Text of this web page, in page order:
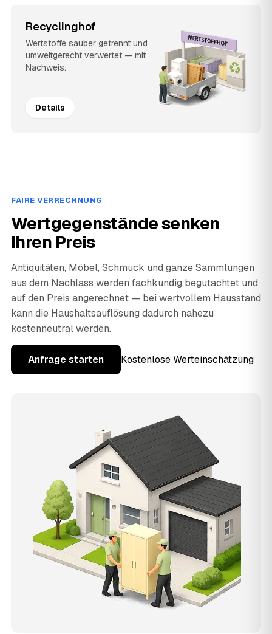
Recyclinghof
Wertstoffe sauber getrennt und
umweltgerecht verwertet — mit
Nachweis.
Details
FAIRE VERRECHNUNG
Wertgegenstände senken
Ihren Preis
Antiquitäten, Möbel, Schmuck und ganze Sammlungen
aus dem Nachlass werden fachkundig begutachtet und
auf den Preis angerechnet — bei wertvollem Hausstand
kann die Haushaltsauflösung dadurch nahezu
kostenneutral werden.
Anfrage starten Kostenlose Werteinschätzung